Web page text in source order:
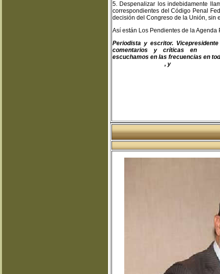
5. Despenalizar los indebidamente
correspondientes del Código Penal
decisión del Congreso de la Unión, sin
Así están Los Pendientes de la
Periodista y escritor.
comentarios y críticas en
escuchamos en las frecuencias en
, y